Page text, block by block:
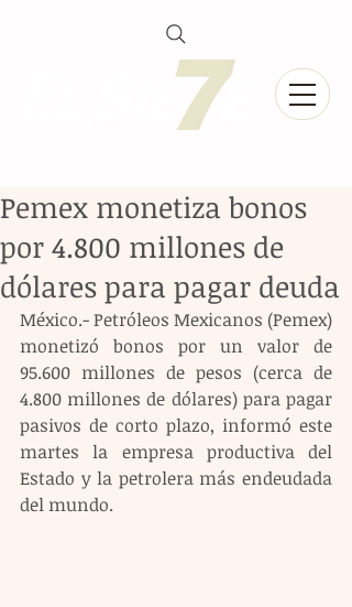
Pemex monetiza bonos
por 4.800 millones de
dólares para pagar deuda
México.- Petróleos Mexicanos (Pemex)
monetizó bonos por un valor de
95.600 millones de pesos (cerca de
4.800 millones de dólares) para pagar
pasivos de corto plazo, informó este
martes la empresa productiva del
Estado y la petrolera más endeudada
del mundo.